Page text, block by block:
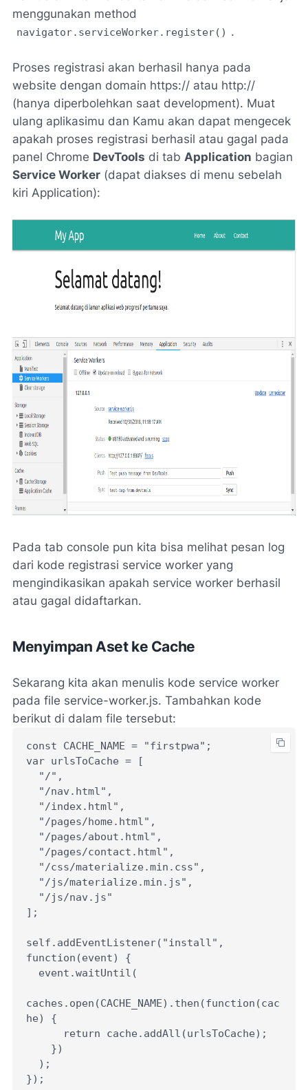
menggunakan method
navigator.serviceWorker.register() .
Proses registrasi akan berhasil hanya pada
website dengan domain https:// atau http://
(hanya diperbolehkan saat development). Muat
ulang aplikasimu dan Kamu akan dapat mengecek
apakah proses registrasi berhasil atau gagal pada
panel Chrome DevTools di tab Application bagian
Service Worker (dapat diakses di menu sebelah
kiri Application):
Pada tab console pun kita bisa melihat pesan log
dari kode registrasi service worker yang
mengindikasikan apakah service worker berhasil
atau gagal didaftarkan.
Menyimpan Aset ke Cache
Sekarang kita akan menulis kode service worker
pada file service-worker.js. Tambahkan kode
berikut di dalam file tersebut:
const CACHE_NAME = "firstpwa";
var urlsToCache = [
  "/",
  "/nav.html",
  "/index.html",
  "/pages/home.html",
  "/pages/about.html",
  "/pages/contact.html",
  "/css/materialize.min.css",
  "/js/materialize.min.js",
  "/js/nav.js"
];
self.addEventListener("install",
function(event) {
  event.waitUntil(
caches.open(CACHE_NAME).then(function(cac
he) {
      return cache.addAll(urlsToCache);
    })
  );
});